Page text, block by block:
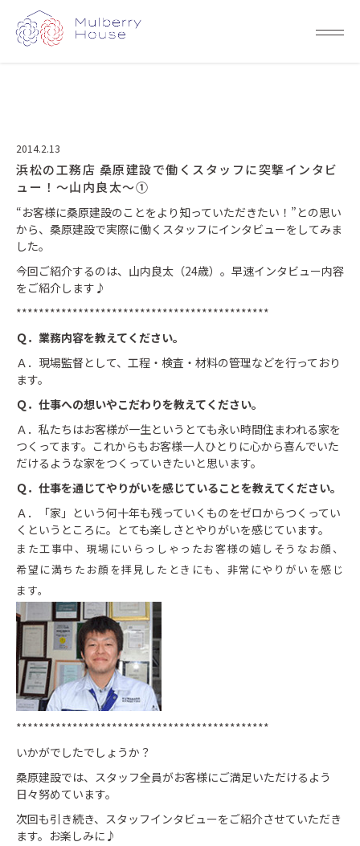
2014.2.13
浜松の工務店 桑原建設で働くスタッフに突撃インタビ
ュー！～山内良太～①
“お客様に桑原建設のことをより知っていただきたい！”との思い
から、桑原建設で実際に働くスタッフにインタビューをしてみま
した。
今回ご紹介するのは、山内良太（24歳）。早速インタビュー内容
をご紹介します♪
*********************************************
Ｑ．業務内容を教えてください。
Ａ．現場監督として、工程・検査・材料の管理などを行っており
ます。
Ｑ．仕事への想いやこだわりを教えてください。
Ａ．私たちはお客様が一生というとても永い時間住まわれる家を
つくってます。これからもお客様一人ひとりに心から喜んでいた
だけるような家をつくっていきたいと思います。
Ｑ．仕事を通じてやりがいを感じていることを教えてください。
Ａ．「家」という何十年も残っていくものをゼロからつくってい
くというところに。とても楽しさとやりがいを感じています。
また工事中、現場にいらっしゃったお客様の嬉しそうなお顔、
希望に満ちたお顔を拝見したときにも、非常にやりがいを感じ
ます。
*********************************************
いかがでしたでしょうか？
桑原建設では、スタッフ全員がお客様にご満足いただけるよう
日々努めています。
次回も引き続き、スタッフインタビューをご紹介させていただき
ます。お楽しみに♪